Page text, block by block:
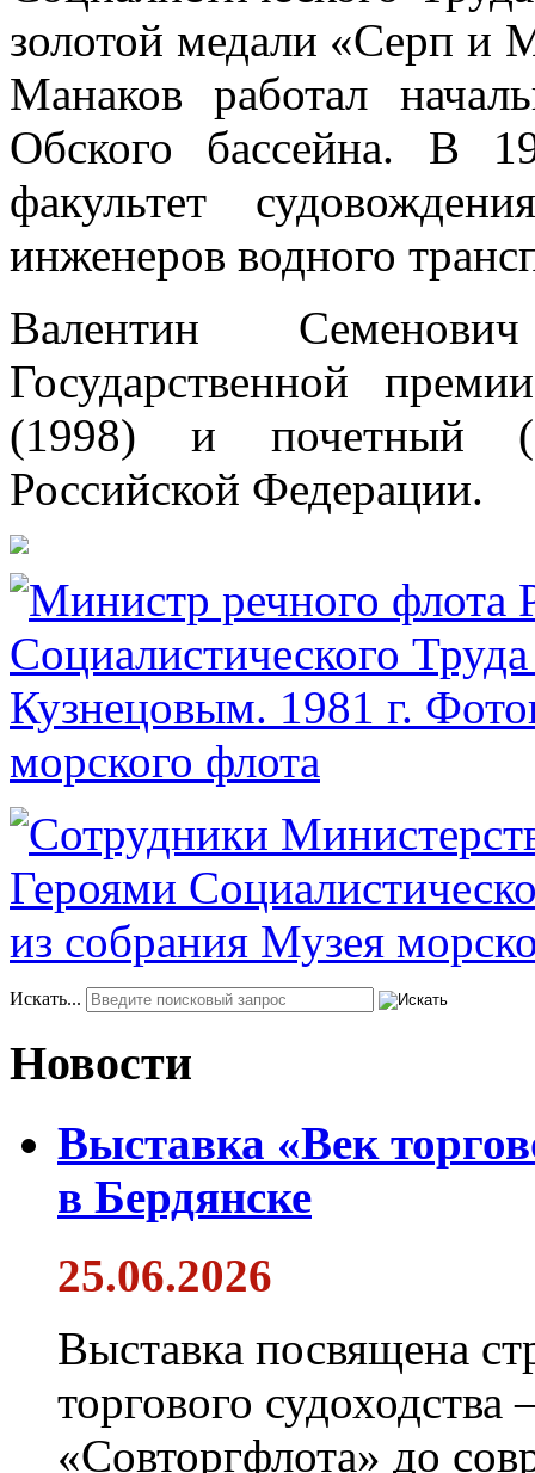
золотой медали «Серп и
Манаков работал
Обского бассейна. В
факультет
инженеров водного
Валентин
Государственной
(1998) и почетный
Российской Федерации.
Искать...
Новости
Выставка «Век
в Бердянске
25.06.2026
Выставка посвящена
торгового
«Совторгфлота» до